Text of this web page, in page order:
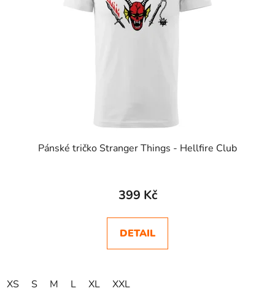
Pánské tričko Stranger Things - Hellfire Club
hodnocení
je
5,0
399 Kč
DETAIL
XS S M L XL XXL